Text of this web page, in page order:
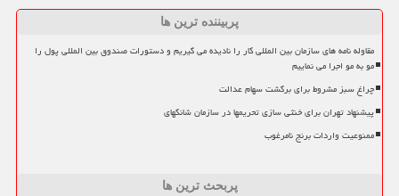
پربیننده ترین ها
مقاوله نامه های سازمان بین المللی کار را نادیده می گیریم و دستورات صندوق بین المللی پول را
مو به مو اجرا می نماییم
چراغ سبز مشروط برای برگشت سهام عدالت
پیشنهاد تهران برای خنثی سازی تحریمها در سازمان شانگهای
ممنوعیت واردات برنج نامرغوب
پربحث ترین ها